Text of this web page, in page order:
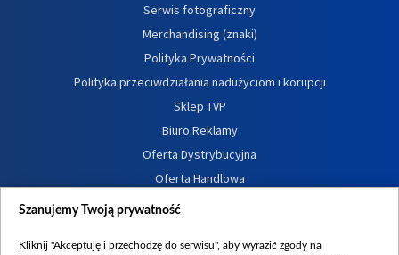
Serwis fotograficzny
Merchandising (znaki)
Polityka Prywatności
Polityka przeciwdziałania nadużyciom i korupcji
Sklep TVP
Biuro Reklamy
Oferta Dystrybucyjna
Oferta Handlowa
Dostępność
Procedura zgłoszeń wewnętrznych
Szanujemy Twoją prywatność
Kliknij "Akceptuję i przechodzę do serwisu", aby wyrazić zgody na